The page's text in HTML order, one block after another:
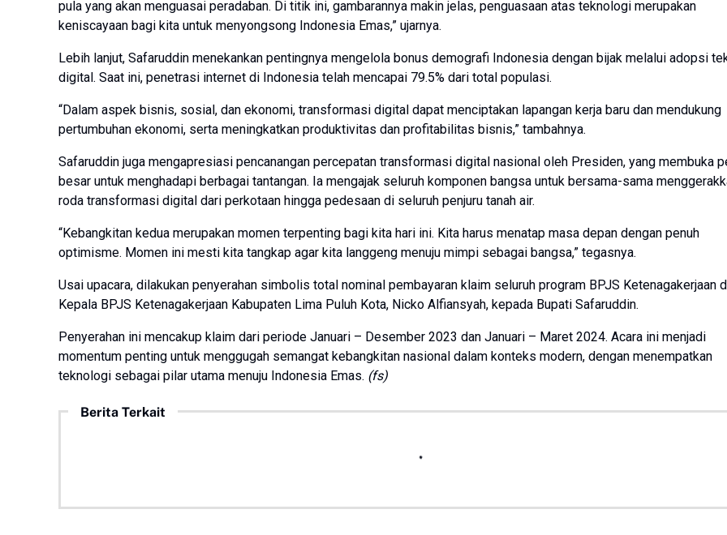
pula yang akan menguasai peradaban. Di titik ini, gambarannya makin jelas, penguasaan atas teknologi merupakan
keniscayaan bagi kita untuk menyongsong Indonesia Emas,” ujarnya.
Lebih lanjut, Safaruddin menekankan pentingnya mengelola bonus demografi Indonesia dengan bijak melalui adopsi
digital. Saat ini, penetrasi internet di Indonesia telah mencapai 79.5% dari total populasi.
“Dalam aspek bisnis, sosial, dan ekonomi, transformasi digital dapat menciptakan lapangan kerja baru dan mendukung
pertumbuhan ekonomi, serta meningkatkan produktivitas dan profitabilitas bisnis,” tambahnya.
Safaruddin juga mengapresiasi pencanangan percepatan transformasi digital nasional oleh Presiden, yang membuka
besar untuk menghadapi berbagai tantangan. Ia mengajak seluruh komponen bangsa untuk bersama-sama
roda transformasi digital dari perkotaan hingga pedesaan di seluruh penjuru tanah air.
“Kebangkitan kedua merupakan momen terpenting bagi kita hari ini. Kita harus menatap masa depan dengan penuh
optimisme. Momen ini mesti kita tangkap agar kita langgeng menuju mimpi sebagai bangsa,” tegasnya.
Usai upacara, dilakukan penyerahan simbolis total nominal pembayaran klaim seluruh program BPJS Ketenagakerjaan
Kepala BPJS Ketenagakerjaan Kabupaten Lima Puluh Kota, Nicko Alfiansyah, kepada Bupati Safaruddin.
Penyerahan ini mencakup klaim dari periode Januari – Desember 2023 dan Januari – Maret 2024. Acara ini menjadi
momentum penting untuk menggugah semangat kebangkitan nasional dalam konteks modern, dengan menempatkan
teknologi sebagai pilar utama menuju Indonesia Emas. (fs)
Berita Terkait